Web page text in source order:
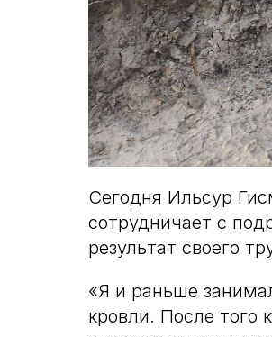
Сегодня Ильсур
сотрудничает с
результат своего
«Я и раньше
кровли. После того